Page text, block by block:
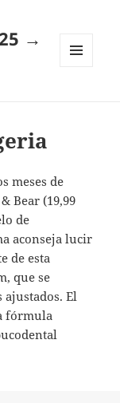
→
meses de
Bear (19,99
de
aconseja lucir
de esta
que se
ajustados. El
fórmula